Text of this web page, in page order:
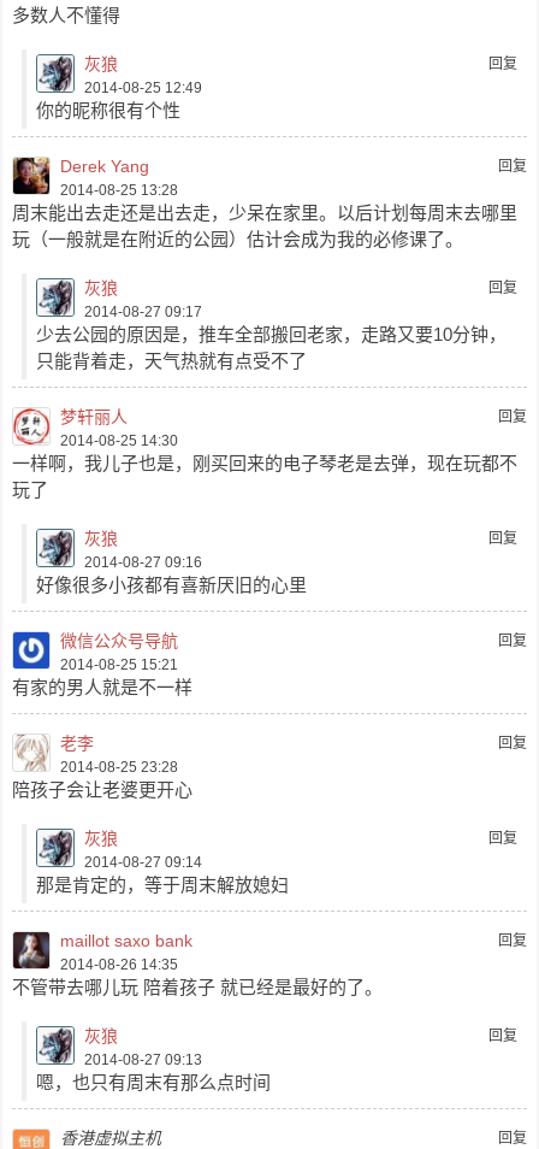
多数人不懂得
回复
灰狼
2014-08-25 12:49
你的昵称很有个性
回复
Derek Yang
2014-08-25 13:28
周末能出去走还是出去走，少呆在家里。以后计划每周末去哪里
玩（一般就是在附近的公园）估计会成为我的必修课了。
回复
灰狼
2014-08-27 09:17
少去公园的原因是，推车全部搬回老家，走路又要10分钟，
只能背着走，天气热就有点受不了
回复
梦轩丽人
2014-08-25 14:30
一样啊，我儿子也是，刚买回来的电子琴老是去弹，现在玩都不
玩了
回复
灰狼
2014-08-27 09:16
好像很多小孩都有喜新厌旧的心里
回复
微信公众号导航
2014-08-25 15:21
有家的男人就是不一样
回复
老李
2014-08-25 23:28
陪孩子会让老婆更开心
回复
灰狼
2014-08-27 09:14
那是肯定的，等于周末解放媳妇
回复
maillot saxo bank
2014-08-26 14:35
不管带去哪儿玩 陪着孩子 就已经是最好的了。
回复
灰狼
2014-08-27 09:13
嗯，也只有周末有那么点时间
回复
香港虚拟主机